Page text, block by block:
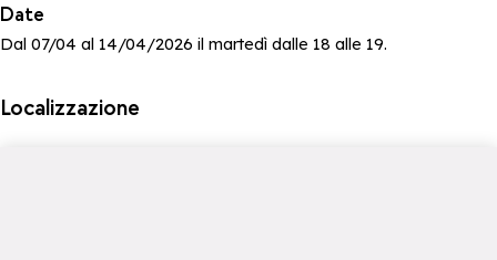
Date
Dal 07/04 al 14/04/2026 il martedì dalle 18 alle 19.
Localizzazione